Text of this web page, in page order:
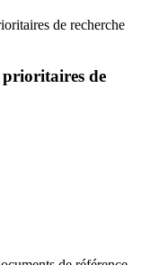
de recherche
prioritaires de